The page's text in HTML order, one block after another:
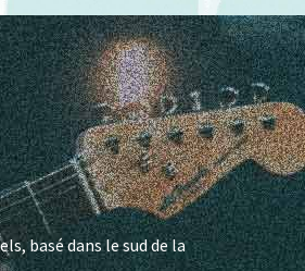
basé dans le sud de la